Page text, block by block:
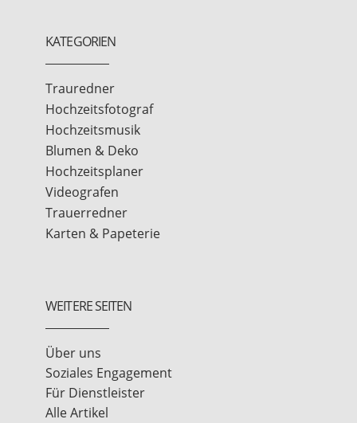
KATEGORIEN
Trauredner
Hochzeitsfotograf
Hochzeitsmusik
Blumen & Deko
Hochzeitsplaner
Videografen
Trauerredner
Karten & Papeterie
WEITERE SEITEN
Über uns
Soziales Engagement
Für Dienstleister
Alle Artikel